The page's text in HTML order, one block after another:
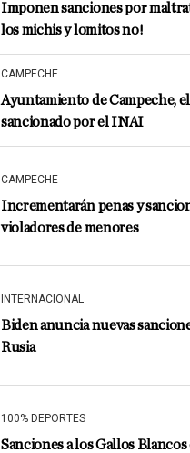
Imponen sanciones por
los michis y lomitos no!
CAMPECHE
Ayuntamiento de Campeche, el
sancionado por el INAI
CAMPECHE
Incrementarán penas y
violadores de menores
INTERNACIONAL
Biden anuncia nuevas
Rusia
100% DEPORTES
Sanciones a los Gallos Blancos